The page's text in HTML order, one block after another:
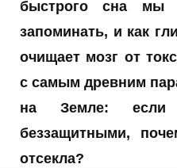
быстрого сна мы
запоминать, и как
очищает мозг от
с самым древним
на Земле:
беззащитными,
отсекла?